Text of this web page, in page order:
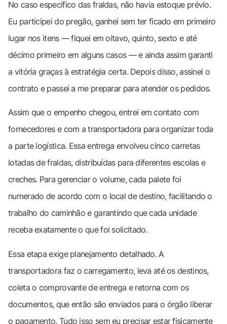
No caso específico das fraldas, não havia estoque prévio.
Eu participei do pregão, ganhei sem ter ficado em primeiro
lugar nos itens — fiquei em oitavo, quinto, sexto e até
décimo primeiro em alguns casos — e ainda assim garanti
a vitória graças à estratégia certa. Depois disso, assinei o
contrato e passei a me preparar para atender os pedidos.
Assim que o empenho chegou, entrei em contato com
fornecedores e com a transportadora para organizar toda
a parte logística. Essa entrega envolveu cinco carretas
lotadas de fraldas, distribuídas para diferentes escolas e
creches. Para gerenciar o volume, cada palete foi
numerado de acordo com o local de destino, facilitando o
trabalho do caminhão e garantindo que cada unidade
receba exatamente o que foi solicitado.
Essa etapa exige planejamento detalhado. A
transportadora faz o carregamento, leva até os destinos,
coleta o comprovante de entrega e retorna com os
documentos, que então são enviados para o órgão liberar
o pagamento. Tudo isso sem eu precisar estar fisicamente